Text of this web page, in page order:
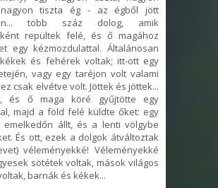
tiszta ég - az égből jött
több száz dolog, amik
repültek felé, és ő magához
egy kézmozdulattal. Általánosan
és fehérek voltak; itt-ott egy
vagy egy taréjon volt valami
csak elvétve volt. Jöttek és jöttek...
és ő maga köré gyűjtötte egy
majd a föld felé küldte őket: egy
emelkedőn állt, és a lenti völgybe
És ott, ezek a dolgok átváltoztak
véleményekké! Véleményekké
sötétek voltak, mások világos
barnák és kékek...